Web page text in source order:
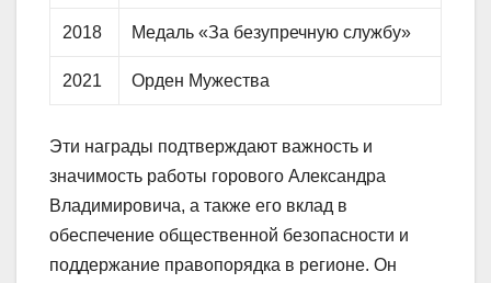
2018 Медаль «За безупречную службу»
2021 Орден Мужества
Эти награды подтверждают важность и
значимость работы горового Александра
Владимировича, а также его вклад в
обеспечение общественной безопасности и
поддержание правопорядка в регионе. Он